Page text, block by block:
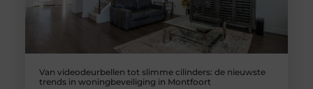
Van videodeurbellen tot slimme cilinders: de nieuwste
trends in woningbeveiliging in Montfoort